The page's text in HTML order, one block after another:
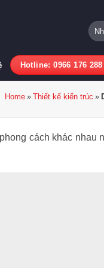
Hotline: 0966 176 288
Home Thiết kế kiến trúc
cách khác nhau